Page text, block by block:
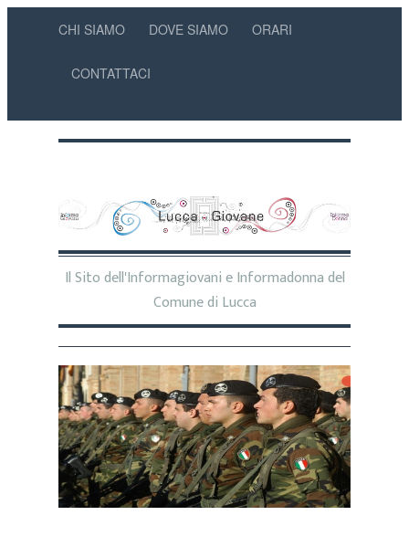
CHI SIAMO DOVE SIAMO ORARI
CONTATTACI
Il Sito dell'Informagiovani e Informadonna del
Comune di Lucca